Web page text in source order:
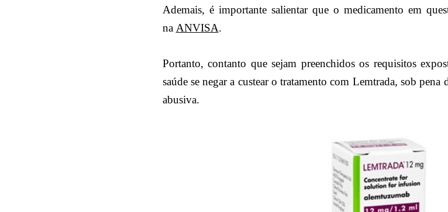
Ademais, é importante salientar que o medicamento em
na ANVISA.
Portanto, contanto que sejam preenchidos os requisitos
saúde se negar a custear o tratamento com Lemtrada, sob
abusiva.